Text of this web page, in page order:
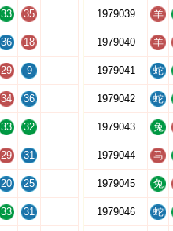
33 35
36 18
29 9
34 36
33 32
29 31
20 25
33 31
1979039 羊
1979040 羊
1979041 蛇
1979042 蛇
1979043 兔
1979044 马
1979045 兔
1979046 蛇